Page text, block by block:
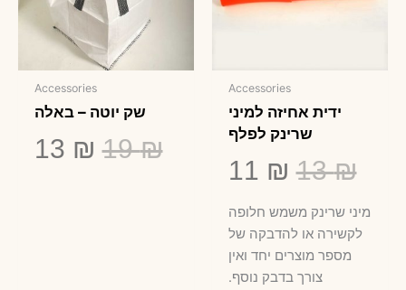
Accessories
ידית אחיזה למיני
שרינק לפלף
13₪
המחיר
המקורי
היה:
13 ₪.
11 ₪
הוא:
​מיני שרינק משמש חלופה
לקשירה או להדבקה של
מספר מוצרים יחד ואין
צורך בדבק נוסף.
Accessories
שק יוטה – באלה
19₪
המחיר
13 ₪